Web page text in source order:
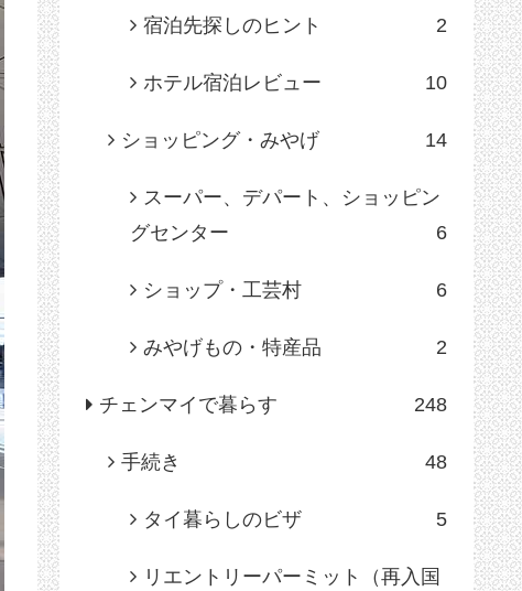
宿泊先探しのヒント 2
ホテル宿泊レビュー 10
ショッピング・みやげ 14
スーパー、デパート、ショッピン
グセンター
6
ショップ・工芸村 6
みやげもの・特産品 2
チェンマイで暮らす 248
手続き 48
タイ暮らしのビザ 5
リエントリーパーミット（再入国